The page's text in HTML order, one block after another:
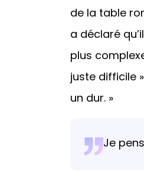
de la table
a déclaré
plus
juste difficile
un dur. »
Je